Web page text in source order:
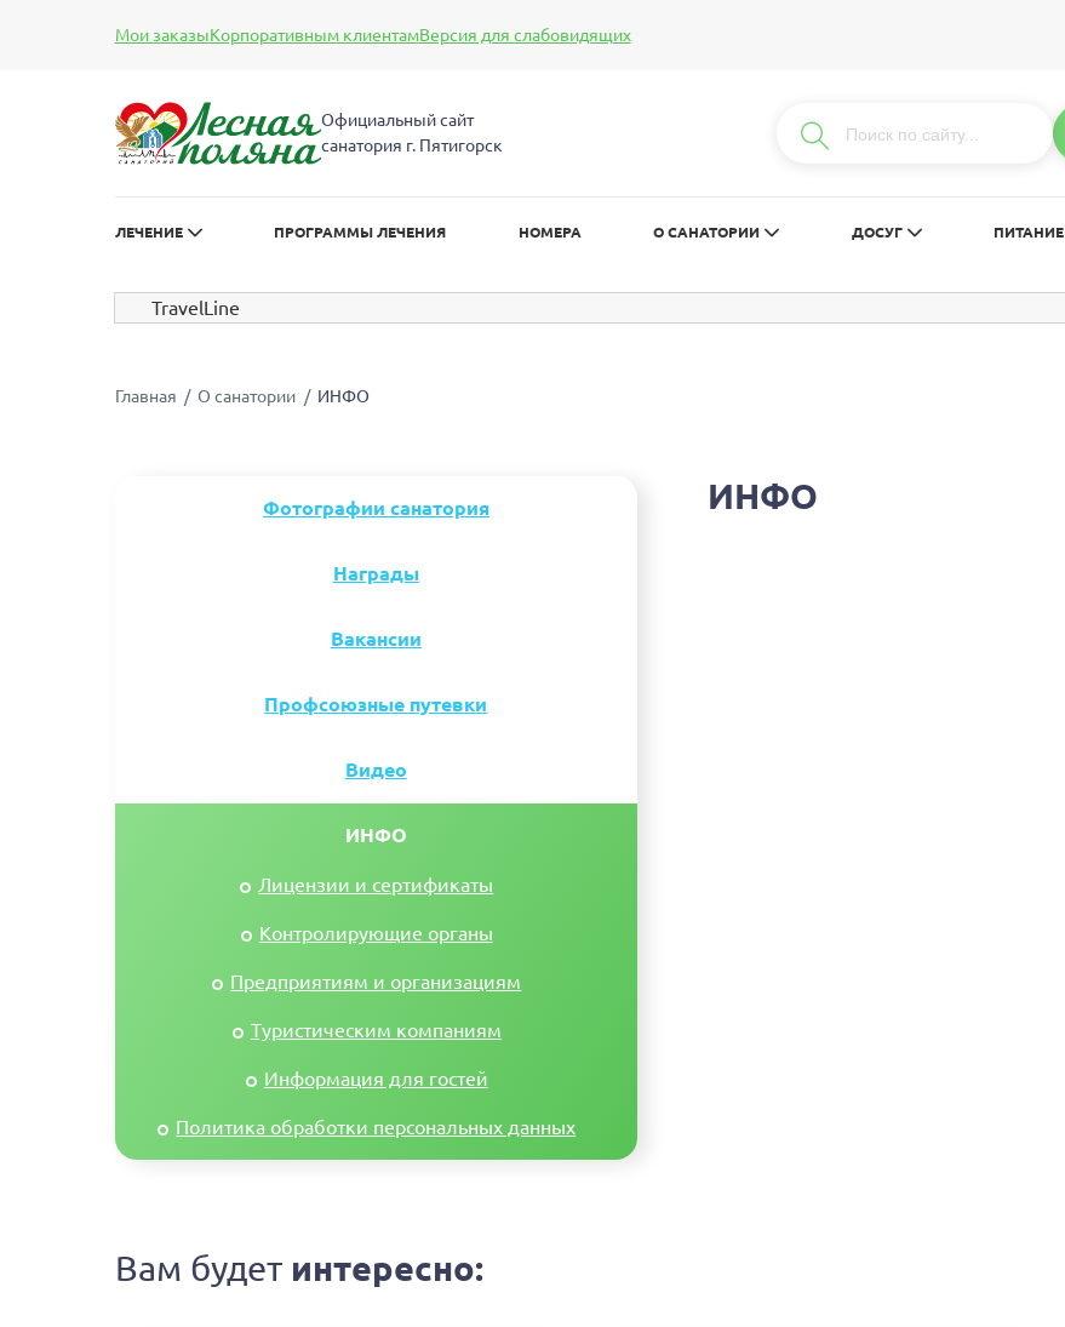
Размер шрифта: А А Цвет:
Мои заказыКорпоративным клиентамВерсия для слабовидящих
Официальный сайт
санатория г. Пятигорск
ЛЕЧЕНИЕ ПРОГРАММЫ ЛЕЧЕНИЯ НОМЕРА О САНАТОРИИ ДОСУГ ПИТАНИЕ
TravelLine
Главная О санатории ИНФО
Фотографии санатория
Награды
Вакансии
Профсоюзные путевки
Видео
ИНФО
Лицензии и сертификаты
Контролирующие органы
Предприятиям и организациям
Туристическим компаниям
Информация для гостей
Политика обработки персональных данных
ИНФО
Вам будет интересно: